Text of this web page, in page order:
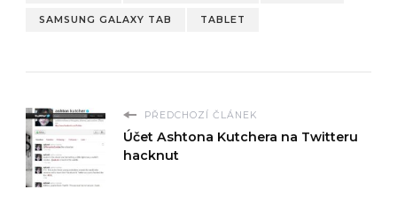
SAMSUNG GALAXY TAB TABLET
PŘEDCHOZÍ ČLÁNEK
Účet Ashtona Kutchera na Twitteru
hacknut